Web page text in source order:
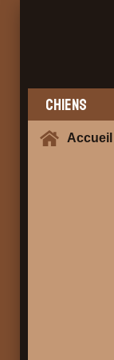
CHIENS
Accueil